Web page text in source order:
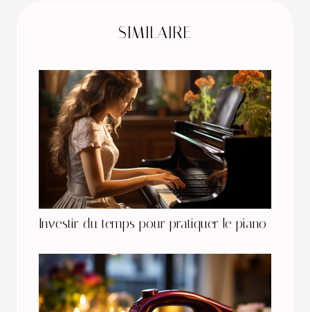
SIMILAIRE
Investir du temps pour pratiquer le piano